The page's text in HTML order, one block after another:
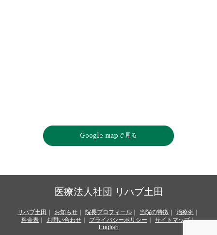
Google mapで見る
医療法人社団 リハブ土田
リハブ土田 お知らせ 院長プロフィール 当院の特徴
治療例
料金表
お問い合わせ プライバシーポリシー
サイトマップ
English